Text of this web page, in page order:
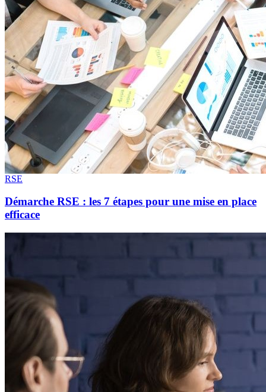
RSE
Démarche RSE : les 7 étapes pour une mise en place
efficace